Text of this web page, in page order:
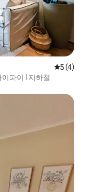
평점 5점
5 (4)
파이 l 지하철